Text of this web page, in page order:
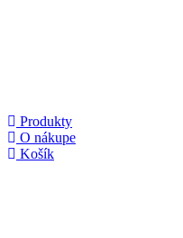
Produkty
O nákupe
Košík